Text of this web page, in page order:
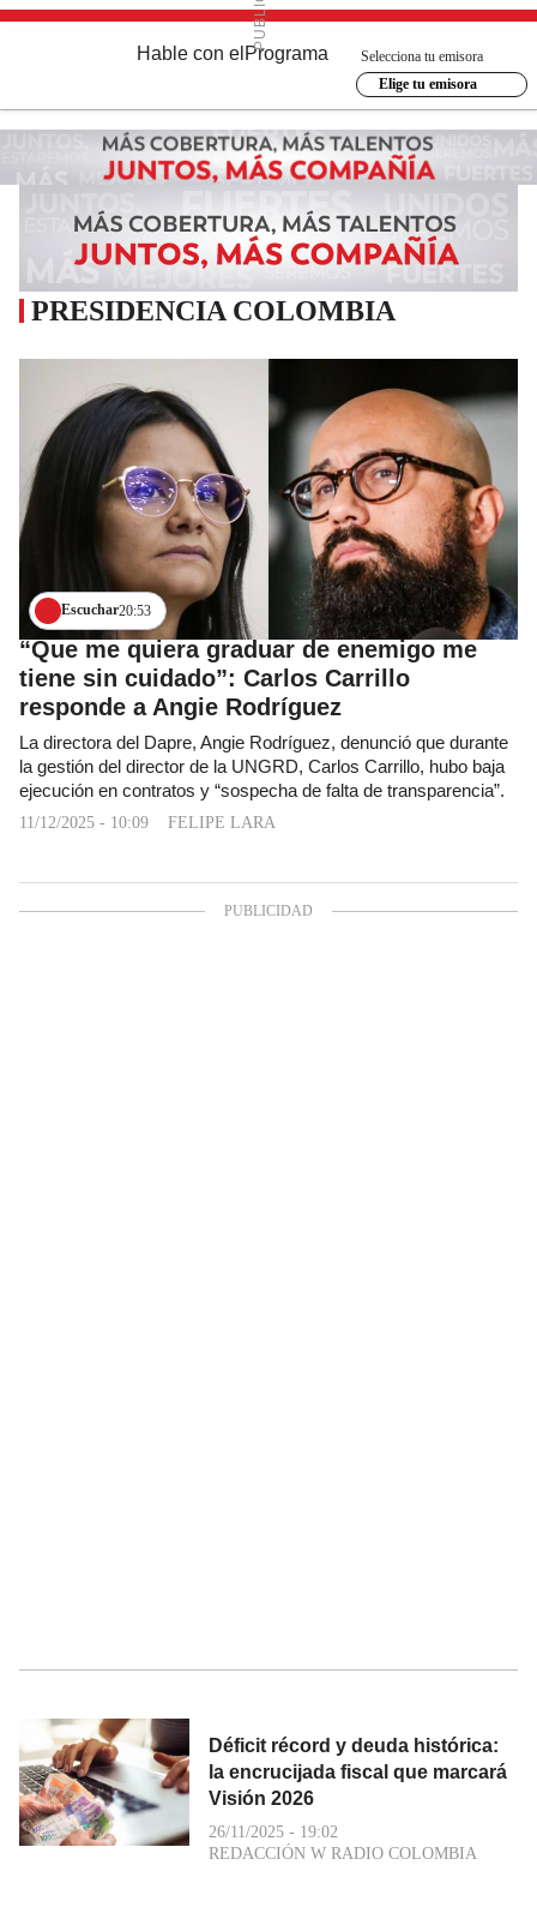
Hable con el Programa
Selecciona tu emisora
Elige tu emisora
PRESIDENCIA COLOMBIA
Escuchar20:53
“Que me quiera graduar de enemigo me
tiene sin cuidado”: Carlos Carrillo
responde a Angie Rodríguez
La directora del Dapre, Angie Rodríguez, denunció que durante
la gestión del director de la UNGRD, Carlos Carrillo, hubo baja
ejecución en contratos y “sospecha de falta de transparencia”.
11/12/2025 - 10:09 FELIPE LARA
Déficit récord y deuda histórica:
la encrucijada fiscal que marcará
Visión 2026
26/11/2025 - 19:02
REDACCIÓN W RADIO COLOMBIA